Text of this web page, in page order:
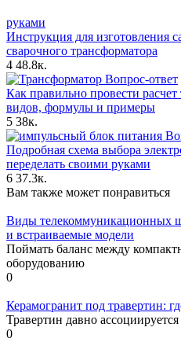
руками
Инструкция для изготовления
сварочного трансформатора
4 48.8к.
Вопрос-ответ
Как правильно провести
видов, формулы и примеры
5 38к.
Подробная схема выбора
переделать своими руками
6 37.3к.
Вам также может понравиться
Виды телекоммуникационных
и встраиваемые модели
Поймать баланс между
оборудованию
0
Керамогранит под травертин:
Травертин давно
0